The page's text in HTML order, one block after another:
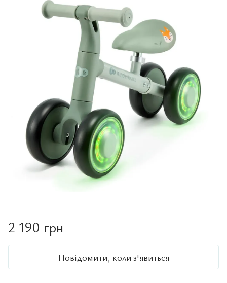
2 190 грн
Повідомити, коли з'явиться